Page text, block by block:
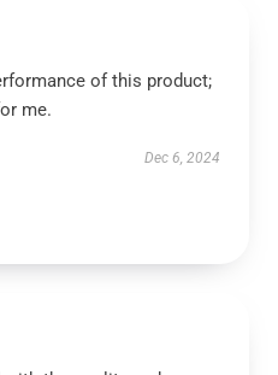
of this product;
me.
Dec 6, 2024